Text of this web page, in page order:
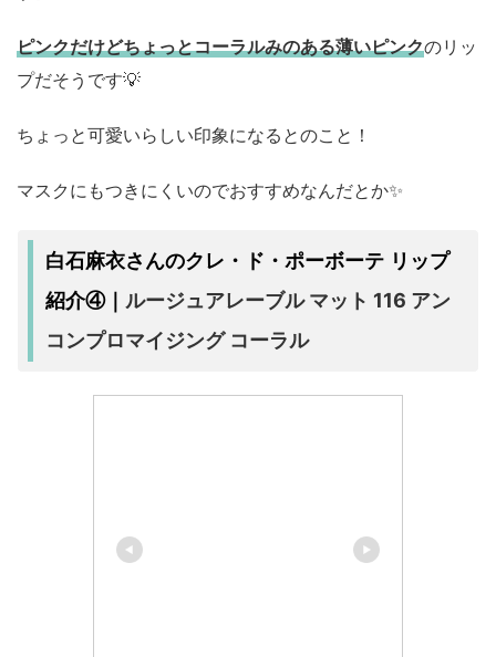
ピンクだけどちょっとコーラルみのある薄いピンクのリッ
プだそうです💡
ちょっと可愛いらしい印象になるとのこと！
マスクにもつきにくいのでおすすめなんだとか✨
白石麻衣さんのクレ・ド・ポーボーテ リップ
紹介④｜ルージュアレーブル マット 116 アン
コンプロマイジング コーラル